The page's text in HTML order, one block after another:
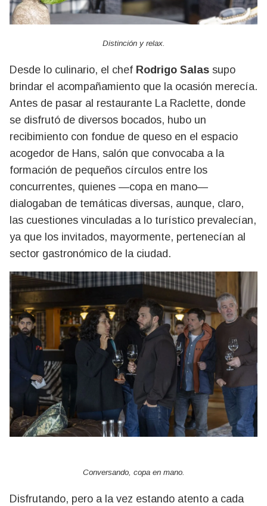
Distinción y relax.
Desde lo culinario, el chef Rodrigo Salas supo
brindar el acompañamiento que la ocasión merecía.
Antes de pasar al restaurante La Raclette, donde
se disfrutó de diversos bocados, hubo un
recibimiento con fondue de queso en el espacio
acogedor de Hans, salón que convocaba a la
formación de pequeños círculos entre los
concurrentes, quienes —copa en mano—
dialogaban de temáticas diversas, aunque, claro,
las cuestiones vinculadas a lo turístico prevalecían,
ya que los invitados, mayormente, pertenecían al
sector gastronómico de la ciudad.
Conversando, copa en mano.
Disfrutando, pero a la vez estando atento a cada